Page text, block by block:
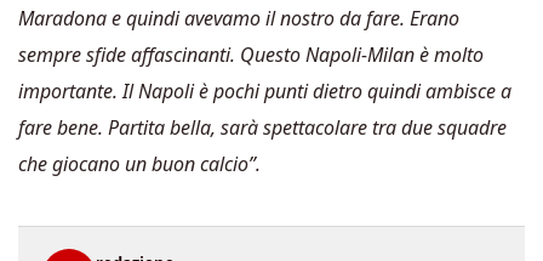
Maradona e quindi avevamo il nostro da fare. Erano
sempre sfide affascinanti. Questo Napoli-Milan è molto
importante. Il Napoli è pochi punti dietro quindi ambisce a
fare bene. Partita bella, sarà spettacolare tra due squadre
che giocano un buon calcio”.